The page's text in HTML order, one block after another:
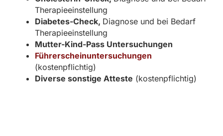
Therapieeinstellung
Diabetes-Check, Diagnose und bei Bedarf
Therapieeinstellung
Mutter-Kind-Pass Untersuchungen
Führerscheinuntersuchungen
(kostenpflichtig)
Diverse sonstige Atteste (kostenpflichtig)